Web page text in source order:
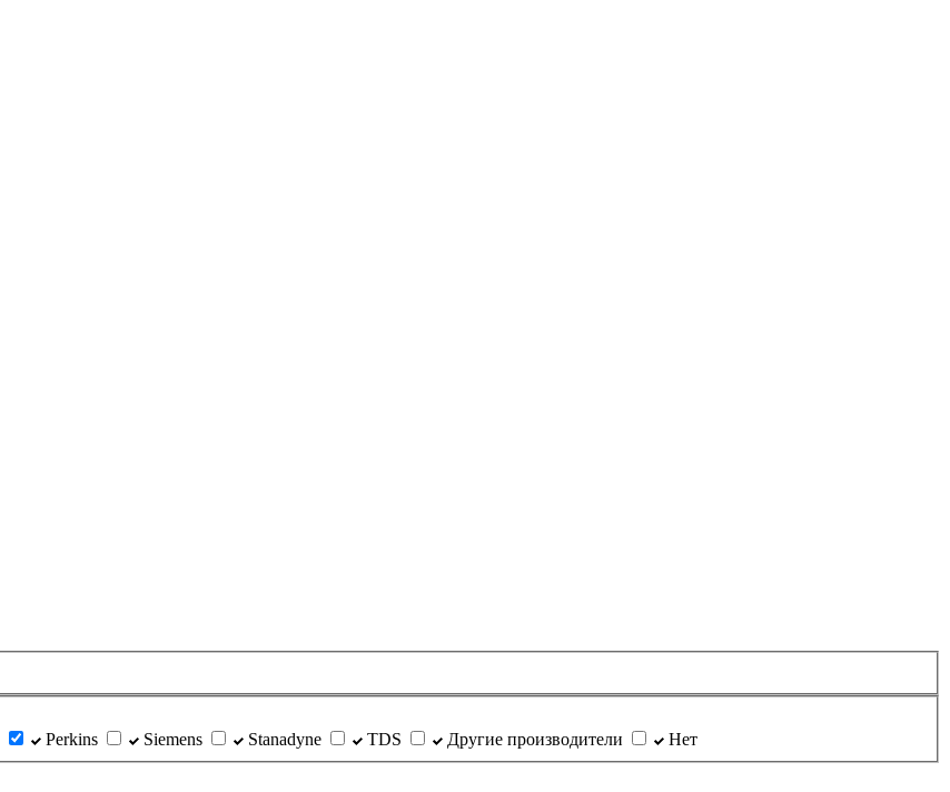
Perkins Siemens Stanadyne TDS Другие производители
Нет